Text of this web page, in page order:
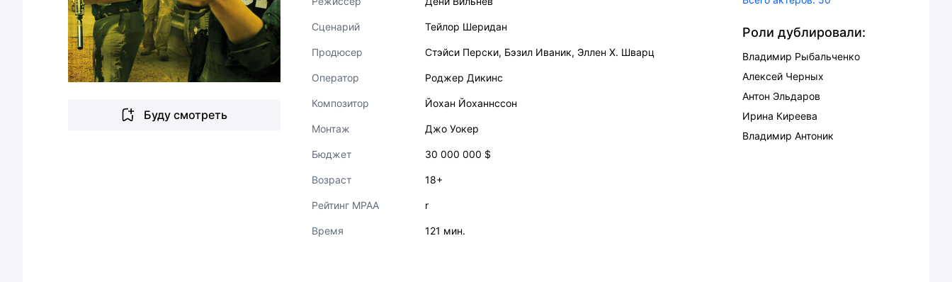
Буду смотреть
Сценарий Тейлор Шеридан
Продюсер Стэйси Перски, Бэзил Иваник, Эллен Х. Шварц
Оператор Роджер Дикинс
Композитор Йохан Йоханнссон
Монтаж Джо Уокер
Бюджет 30 000 000 $
Возраст 18+
Рейтинг MPAA r
Время 121 мин.
Роли дублировали:
Владимир Рыбальченко
Алексей Черных
Антон Эльдаров
Ирина Киреева
Владимир Антоник